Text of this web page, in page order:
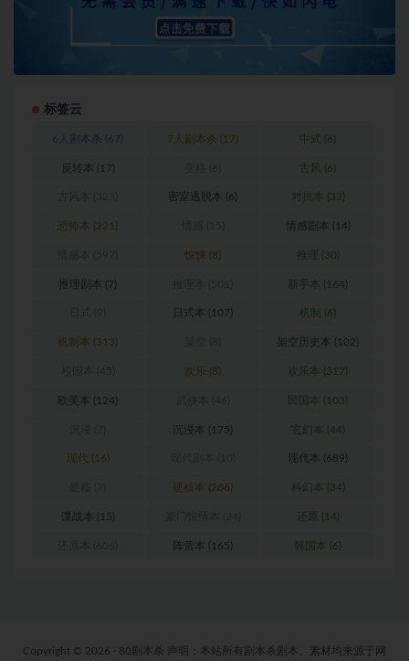
标签云
6人剧本杀 (67) 7人剧本杀 (17) 中式 (6)
反转本 (17) 古风 (6)
密室逃脱本 (6) 对抗本 (33)
恐怖本 (221) 情感剧本 (14)
惊悚 (8) 推理 (30)
推理剧本 (7) 新手本 (164)
日式本 (107) 机制 (6)
机制本 (313) 架空历史本 (102)
欢乐 (8) 欢乐本 (317)
欧美本 (124) 民国本 (103)
沉浸本 (175) 玄幻本 (44)
现代 (16) 现代本 (689)
硬核本 (286) 科幻本 (34)
谍战本 (15) 还原 (14)
阵营本 (165) 韩国本 (6)
Copyright © 2026 · 80剧本杀 声明：本站所有剧本杀剧本、素材均来源于网